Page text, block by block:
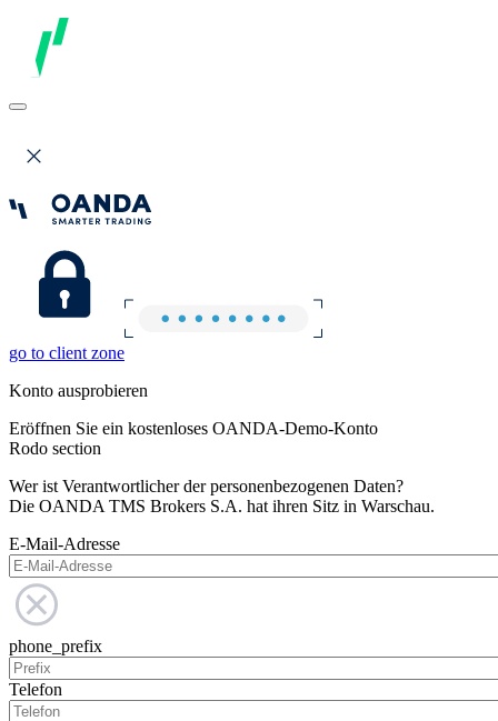
go to client zone
Konto ausprobieren
Eröffnen Sie ein kostenloses OANDA-Demo-Konto
Rodo section
Wer ist Verantwortlicher der personenbezogenen Daten?
Die OANDA TMS Brokers S.A. hat ihren Sitz in Warschau.
E-Mail-Adresse
phone_prefix
Telefon